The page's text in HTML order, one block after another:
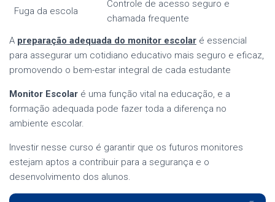
Fuga da escola
Controle de acesso seguro e
chamada frequente
A preparação adequada do monitor escolar é essencial
para assegurar um cotidiano educativo mais seguro e eficaz,
promovendo o bem-estar integral de cada estudante
Monitor Escolar é uma função vital na educação, e a
formação adequada pode fazer toda a diferença no
ambiente escolar.
Investir nesse curso é garantir que os futuros monitores
estejam aptos a contribuir para a segurança e o
desenvolvimento dos alunos.